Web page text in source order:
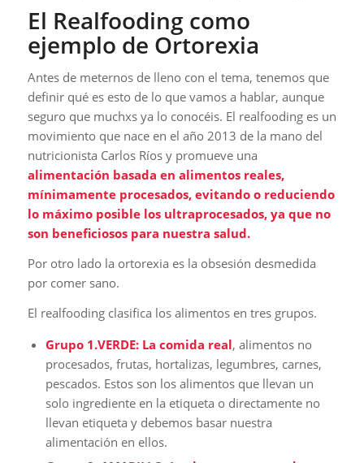
El Realfooding como
ejemplo de Ortorexia
Antes de meternos de lleno con el tema, tenemos que
definir qué es esto de lo que vamos a hablar, aunque
seguro que muchxs ya lo conocéis. El realfooding es un
movimiento que nace en el año 2013 de la mano del
nutricionista Carlos Ríos y promueve una
alimentación basada en alimentos reales,
mínimamente procesados, evitando o reduciendo
lo máximo posible los ultraprocesados, ya que no
son beneficiosos para nuestra salud.
Por otro lado la ortorexia es la obsesión desmedida
por comer sano.
El realfooding clasifica los alimentos en tres grupos.
Grupo 1.VERDE: La comida real, alimentos no
procesados, frutas, hortalizas, legumbres, carnes,
pescados. Estos son los alimentos que llevan un
solo ingrediente en la etiqueta o directamente no
llevan etiqueta y debemos basar nuestra
alimentación en ellos.